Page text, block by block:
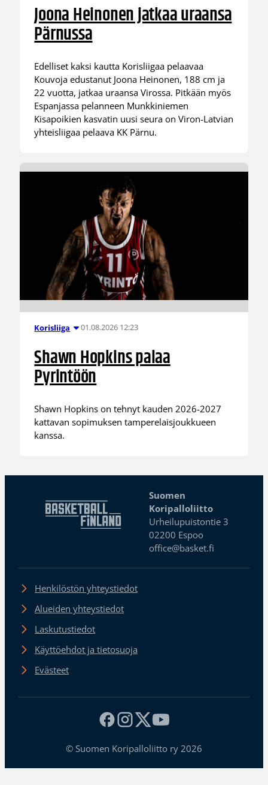
Joona Heinonen jatkaa uraansa
Pärnussa
Edelliset kaksi kautta Korisliigaa pelaavaa
Kouvoja edustanut Joona Heinonen, 188 cm ja
22 vuotta, jatkaa uraansa Virossa. Pitkään myös
Espanjassa pelanneen Munkkiniemen
Kisapoikien kasvatin uusi seura on Viron-Latvian
yhteisliigaa pelaava KK Pärnu.
Korisliiga 01.08.2026 12:23
Shawn Hopkins palaa
Pyrintöön
Shawn Hopkins on tehnyt kauden 2026-2027
kattavan sopimuksen tamperelaisjoukkueen
kanssa.
Suomen
Koripalloliitto
Urheilupuistontie 3
02200 Espoo
office@basket.fi
Henkilöstön yhteystiedot
Alueiden yhteystiedot
Laskutustiedot
Käyttöehdot ja tietosuoja
Evästeet
© Suomen Koripalloliitto ry 2026